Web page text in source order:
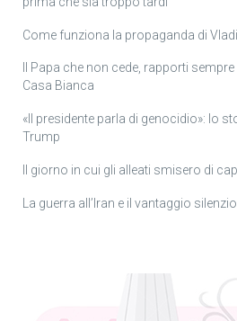
Come funziona la propaganda di
Il Papa che non cede, rapporti
Casa Bianca
«Il presidente parla di genocidio»: lo
Trump
Il giorno in cui gli alleati smisero di
La guerra all’Iran e il vantaggio